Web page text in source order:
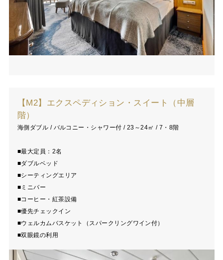
【M2】エクスペディション・スイート（中層
階）
海側ダブル / バルコニー・シャワー付 / 23～24㎡ / 7・8階
■最大定員：2名
■ダブルベッド
■シーティングエリア
■ミニバー
■コーヒー・紅茶設備
■優先チェックイン
■ウェルカムバスケット（スパークリングワイン付）
■双眼鏡の利用